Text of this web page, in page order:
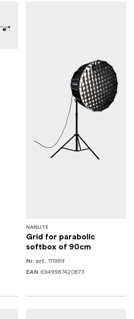
NANLITE
Grid for parabolic
softbox of 90cm
Nr. art. 111989
EAN 6949987420873